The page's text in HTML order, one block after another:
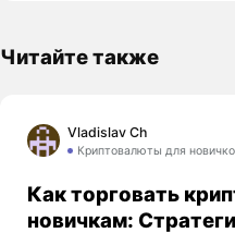
Читайте также
Vladislav Ch
Криптовалюты для
Как торговать
новичкам: